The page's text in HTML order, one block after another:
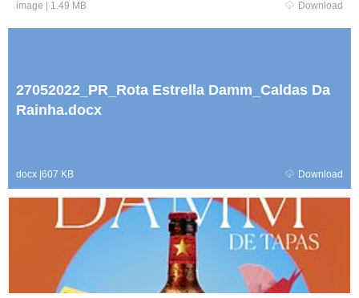
image 1.49 MB Download
27052022_PR_Rota Estrella Damm_Caldas Da
Rainha.docx
docx 607 KB Download